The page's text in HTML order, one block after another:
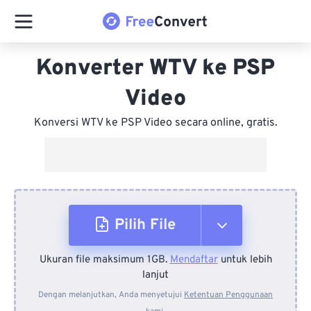
Konverter WTV ke PSP
Video
Konversi WTV ke PSP Video secara online, gratis.
Pilih File
Dari Perangkat
Ukuran file maksimum 1GB.Mendaftaruntuk lebih
lanjut
Dengan melanjutkan, Anda menyetujui Ketentuan Penggunaan